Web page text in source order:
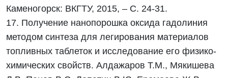
Каменогорск: ВКГТУ, 2015, – С. 24-31.
17. Получение нанопорошка оксида гадолиния
методом синтеза для легирования материалов
топливных таблеток и исследование его физико-
химических свойств. Алдажаров Т.М., Мякишева